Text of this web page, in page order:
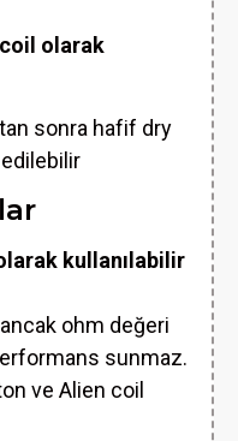
olarak
sonra hafif dry
kullanılabilir
ohm değeri
sunmaz.
ve Alien coil